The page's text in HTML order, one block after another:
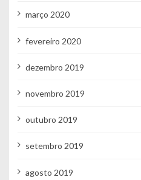
março 2020
fevereiro 2020
dezembro 2019
novembro 2019
outubro 2019
setembro 2019
agosto 2019